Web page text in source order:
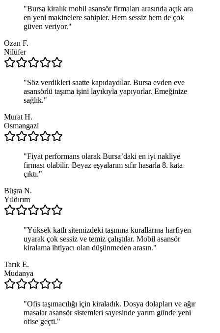
"Bursa kiralık mobil asansör firmaları arasında açık ara
en yeni makinelere sahipler. Hem sessiz hem de çok
güven veriyor."
Ozan F.
Nilüfer
"Söz verdikleri saatte kapıdaydılar. Bursa evden eve
asansörlü taşıma işini layıkıyla yapıyorlar. Emeğinize
sağlık."
Murat H.
Osmangazi
"Fiyat performans olarak Bursa’daki en iyi nakliye
firması olabilir. Beyaz eşyalarım sıfır hasarla 8. kata
çıktı."
Büşra N.
Yıldırım
"Yüksek katlı sitemizdeki taşınma kurallarına harfiyen
uyarak çok sessiz ve temiz çalıştılar. Mobil asansör
kiralama ihtiyacı olan düşünmeden arasın."
Tarık E.
Mudanya
"Ofis taşımacılığı için kiraladık. Dosya dolapları ve ağır
masalar asansör sistemleri sayesinde yarım günde yeni
ofise geçti."